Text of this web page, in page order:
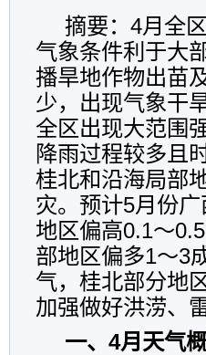
摘要：4月全
气象条件利于大
播旱地作物出苗
少，出现气象干
全区出现大范围
降雨过程较多且
桂北和沿海局部
灾。预计5月份
地区偏高0.1～
部地区偏多1～3
气，桂北部分地
加强做好洪涝、
一、4月天气